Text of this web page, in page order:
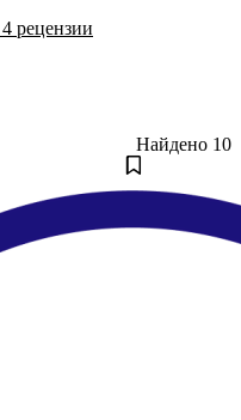
4 рецензии
Найдено 10